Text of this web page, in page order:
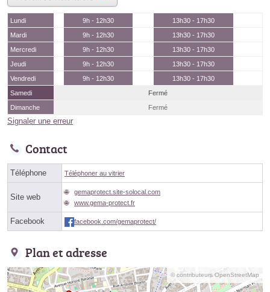
Lundi 9h - 12h30
13h30 - 17h30
Mardi
9h - 12h30
13h30 - 17h30
Mercredi
9h - 12h30
13h30 - 17h30
Jeudi
9h - 12h30
13h30 - 17h30
Vendredi
9h - 12h30
13h30 - 17h30
Samedi
Fermé
Dimanche
Fermé
Signaler une erreur
Contact
Téléphone Téléphoner au vitrier
Site web
gemaprotect.site-solocal.com
www.gema-protect.fr
Facebook facebook.com/gemaprotect/
Plan et adresse
© contributeurs OpenStreetMap